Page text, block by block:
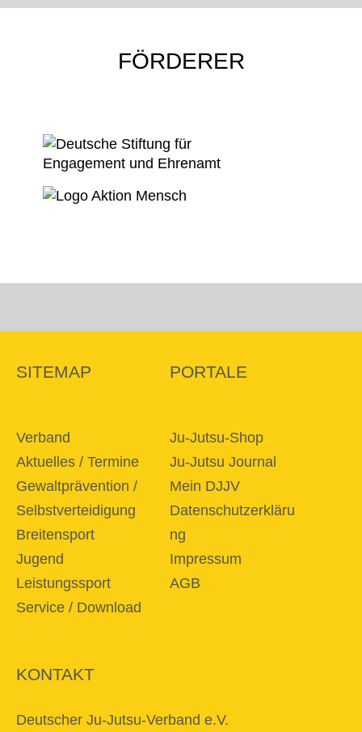
FÖRDERER
SITEMAP
Verband
Aktuelles / Termine
Gewaltprävention /
Selbstverteidigung
Breitensport
Jugend
Leistungssport
Service / Download
PORTALE
Ju-Jutsu-Shop
Ju-Jutsu Journal
Mein DJJV
Datenschutzerkläru
ng
Impressum
AGB
KONTAKT
Deutscher Ju-Jutsu-Verband e.V.